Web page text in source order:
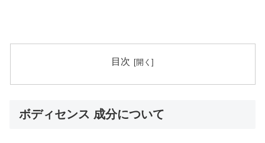
目次
ボディセンス 成分について